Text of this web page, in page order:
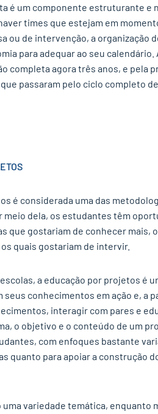
é um componente estruturante e
times que estejam em
ou de intervenção, a organização
para adequar ao seu
completa agora três anos, e pela
passaram pelo ciclo completo
é considerada uma das
meio dela, os estudantes têm
que gostariam de conhecer mais,
quais gostariam de intervir.
a educação por projetos é
conhecimentos em ação e, a
interagir com pares e
o objetivo e o conteúdo de um
com enfoques bastante
quanto para apoiar a construção
variedade temática, enquanto